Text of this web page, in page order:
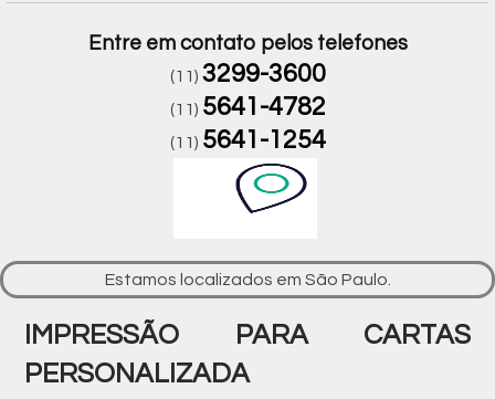
Entre em contato pelos telefones
(11) 3299-3600
(11) 5641-4782
(11) 5641-1254
Estamos localizados em São Paulo.
IMPRESSÃO PARA CARTAS
PERSONALIZADA